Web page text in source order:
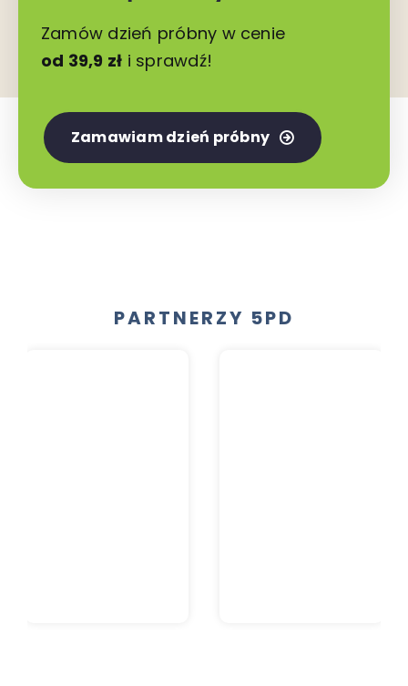
Zamów dzień próbny w cenie
od 39,9 zł i sprawdź!
Zamawiam dzień próbny
PARTNERZY 5PD